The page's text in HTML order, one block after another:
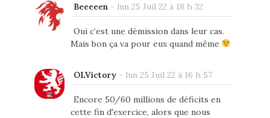
Beeeeen - lun 25 Juil 22 à 18 h 32
Oui c’est une démission dans leur cas.
Mais bon ça va pour eux quand même
OLVictory- lun 25 Juil 22 à 16 h 57
Encore 50/60 millions de déficits en
cette fin d'exercice, alors que nous